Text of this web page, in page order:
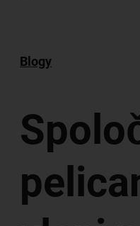
Blogy